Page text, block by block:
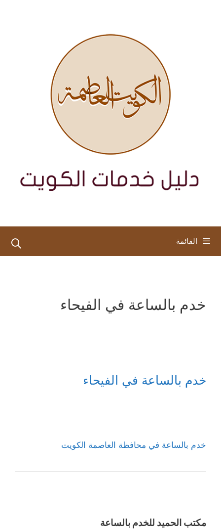
القائمة
خدم بالساعة في الفيحاء
خدم بالساعة في الفيحاء
خدم بالساعة في محافظة العاصمة الكويت
مكتب الحميد للخدم بالساعة